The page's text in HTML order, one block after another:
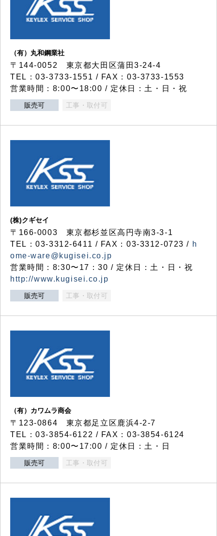
（有）丸和鋼業社
〒144-0052 東京都大田区蒲田3-24-4
TEL：03-3733-1551 / FAX：03-3733-1553
営業時間：8:00〜18:00 / 定休日：土・日・祝
販売可 工事・取付可
(株)クギセイ
〒166-0003 東京都杉並区高円寺南3-3-1
TEL：03-3312-6411 / FAX：03-3312-0723 / h
ome-ware@kugisei.co.jp
営業時間：8:30〜17：30 / 定休日：土・日・祝
http://www.kugisei.co.jp
販売可 工事・取付可
（有）カワムラ商会
〒123-0864 東京都足立区鹿浜4-2-7
TEL：03-3854-6122 / FAX：03-3854-6124
営業時間：8:00〜17:00 / 定休日：土・日
販売可 工事・取付可